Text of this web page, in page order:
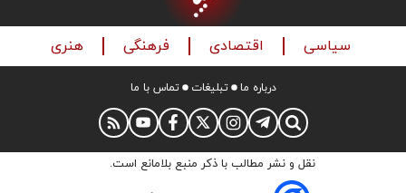
سیاسی اقتصادی فرهنگی هنری
درباره ما تبلیغات تماس با ما
نقل و نشر مطالب با ذکر منبع بلامانع است.